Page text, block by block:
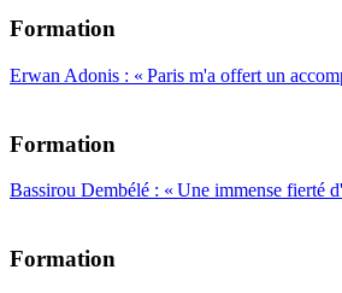
Formation
Erwan Adonis : « Paris m'a offert un
Formation
Bassirou Dembélé : « Une immense fierté
Formation